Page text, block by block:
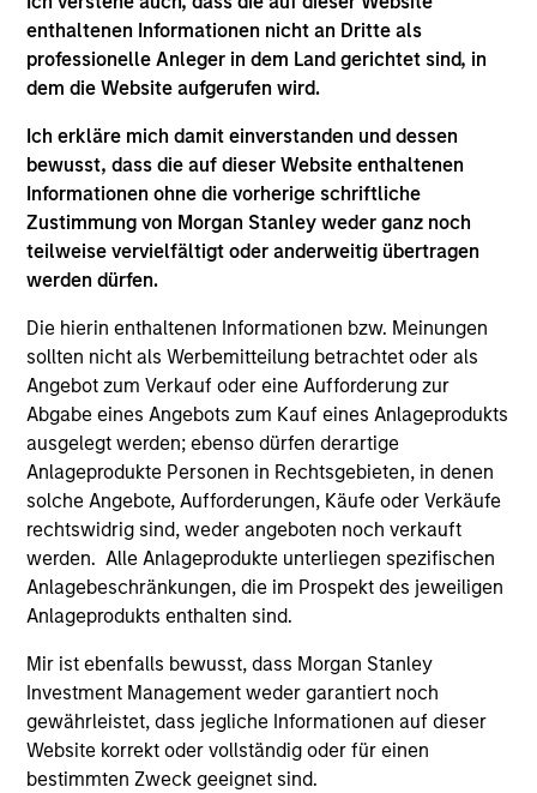
enthaltenen Informationen nicht an Dritte als
professionelle Anleger in dem Land gerichtet sind, in
dem die Website aufgerufen wird.
Ich erkläre mich damit einverstanden und dessen
bewusst, dass die auf dieser Website enthaltenen
Informationen ohne die vorherige schriftliche
Zustimmung von Morgan Stanley weder ganz noch
teilweise vervielfältigt oder anderweitig übertragen
werden dürfen.
Die hierin enthaltenen Informationen bzw. Meinungen
sollten nicht als Werbemitteilung betrachtet oder als
Angebot zum Verkauf oder eine Aufforderung zur
Abgabe eines Angebots zum Kauf eines Anlageprodukts
ausgelegt werden; ebenso dürfen derartige
Anlageprodukte Personen in Rechtsgebieten, in denen
solche Angebote, Aufforderungen, Käufe oder Verkäufe
rechtswidrig sind, weder angeboten noch verkauft
werden. Alle Anlageprodukte unterliegen spezifischen
Anlagebeschränkungen, die im Prospekt des jeweiligen
Anlageprodukts enthalten sind.
Mir ist ebenfalls bewusst, dass Morgan Stanley
Investment Management weder garantiert noch
gewährleistet, dass jegliche Informationen auf dieser
Website korrekt oder vollständig oder für einen
bestimmten Zweck geeignet sind.
gewichtetes Portfolio aus hochwertigen,
nachhaltig wachsenden Unternehmen auf, die zu
oder unter ihrem geschätzten intrinsischen Wert
gehandelt werden.
Der Wert der Anlagen und der durch diese erzielte
Ertrag unterliegen Schwankungen. Zudem kann
nicht garantiert werden, dass der Fonds seine
Anlageziele erreicht.
Fondsangaben
Preise und Wertentwicklung
Die Wertentwicklung in der Vergangenheit ist kein
verlässlicher Indikator für die künftige